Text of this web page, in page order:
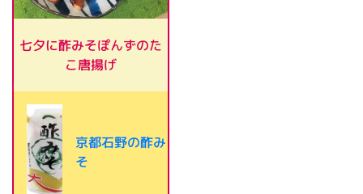
七夕に酢みそぽんずのた
こ唐揚げ
京都石野の酢み
そ